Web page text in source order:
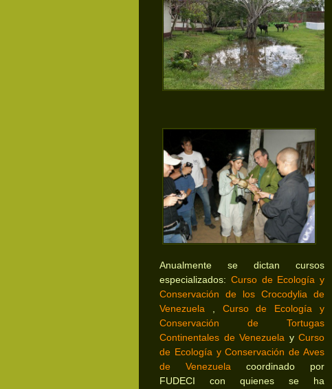
Anualmente se dictan cursos
especializados: Curso de Ecología y
Conservación de los Crocodylia de
Venezuela
Curso de Ecología y
Conservación de Tortugas
Continentales de Venezuela y Curso
de Ecología y Conservación de Aves
de Venezuela coordinado por
FUDECI con quienes se ha